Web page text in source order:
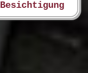
Besichtigung